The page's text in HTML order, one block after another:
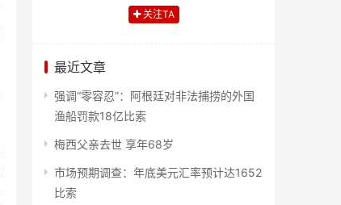
关注TA
最近文章
强调“零容忍”：阿根廷对非法捕捞的外国
渔船罚款18亿比索
梅西父亲去世 享年68岁
市场预期调查：年底美元汇率预计达1652
比索